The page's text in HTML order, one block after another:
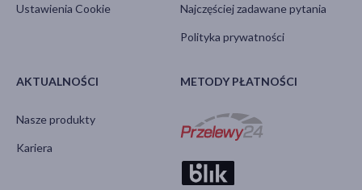
Ustawienia Cookie Najczęściej zadawane pytania
Polityka prywatności
AKTUALNOŚCI
Nasze produkty
Kariera
METODY PŁATNOŚCI